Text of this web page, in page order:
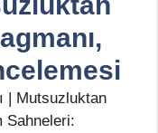
| Mutsuzluktan
Sahneleri: